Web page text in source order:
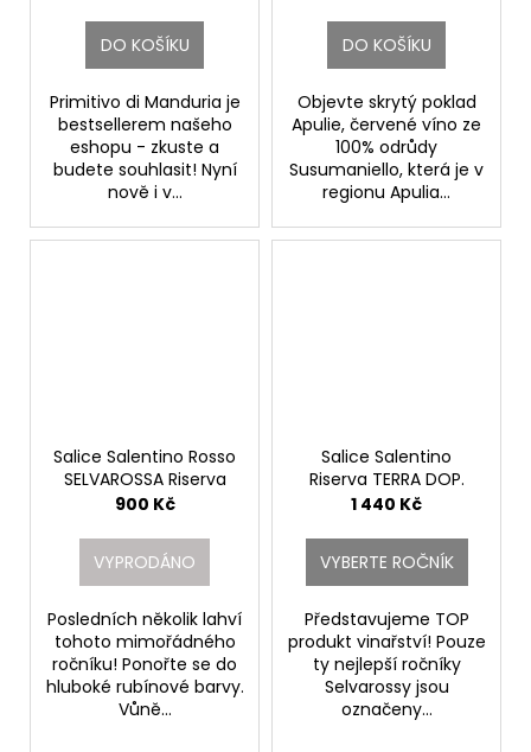
DO KOŠÍKU
Primitivo di Manduria je
bestsellerem našeho
eshopu - zkuste a
budete souhlasit! Nyní
nově i v...
DO KOŠÍKU
Objevte skrytý poklad
Apulie, červené víno ze
100% odrůdy
Susumaniello, která je v
regionu Apulia...
Salice Salentino Rosso
SELVAROSSA Riserva
DOP r.2010
900 Kč
VYPRODÁNO
Posledních několik lahví
tohoto mimořádného
ročníku! Ponořte se do
hluboké rubínové barvy.
Vůně...
Salice Salentino
Riserva TERRA DOP.
Cantine Due Palme
1 440 Kč
VYBERTE ROČNÍK
Představujeme TOP
produkt vinařství! Pouze
ty nejlepší ročníky
Selvarossy jsou
označeny...